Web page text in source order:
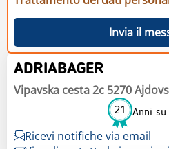
Invia il
ADRIABAGER
Vipavska cesta 2c 5270
21 Anni su
Ricevi notifiche via email